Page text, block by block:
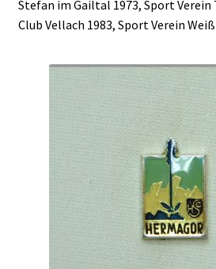
Stefan im Gailtal 1973, Sport
Club Vellach 1983, Sport Verein